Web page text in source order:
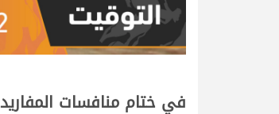
في ختام منافسات المفاريد